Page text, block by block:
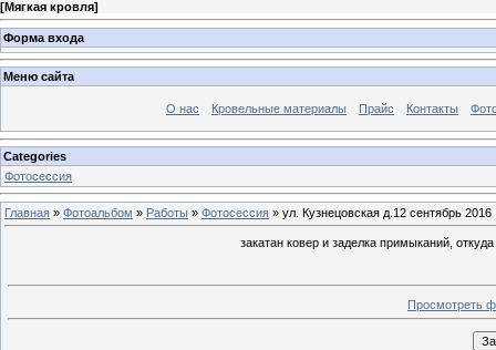
[Мягкая кровля]
Форма входа
Меню сайта
О нас Кровельные материалы Прайс Контакты
Categories
Фотосессия
Главная » Фотоальбом » Работы » Фотосессия » ул. Кузнецовская д.12 сентябрь 2016
закатан ковер и заделка примыканий,
Просмотреть